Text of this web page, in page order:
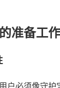
准备工作